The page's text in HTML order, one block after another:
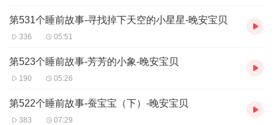
第531个睡前故事-寻找掉下天空的小星星-晚安宝贝
336 05:51
第523个睡前故事-芳芳的小象-晚安宝贝
190 05:26
第522个睡前故事-蚕宝宝（下）-晚安宝贝
383 07:29